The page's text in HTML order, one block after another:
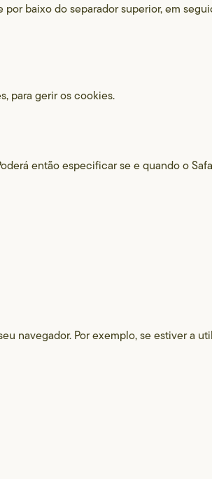
baixo do separador superior, em
para gerir os cookies.
então especificar se e quando o
navegador. Por exemplo, se estiver a